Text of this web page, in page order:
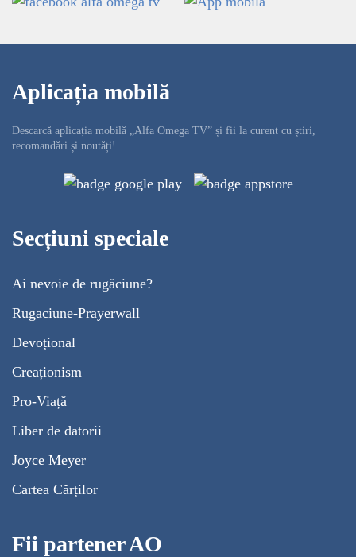
Aplicația mobilă
Descarcă aplicația mobilă „Alfa Omega TV” și fii la curent cu știri,
recomandări și noutăți!
Secțiuni speciale
Ai nevoie de rugăciune?
Rugaciune-Prayerwall
Devoțional
Creaționism
Pro-Viață
Liber de datorii
Joyce Meyer
Cartea Cărților
Fii partener AO